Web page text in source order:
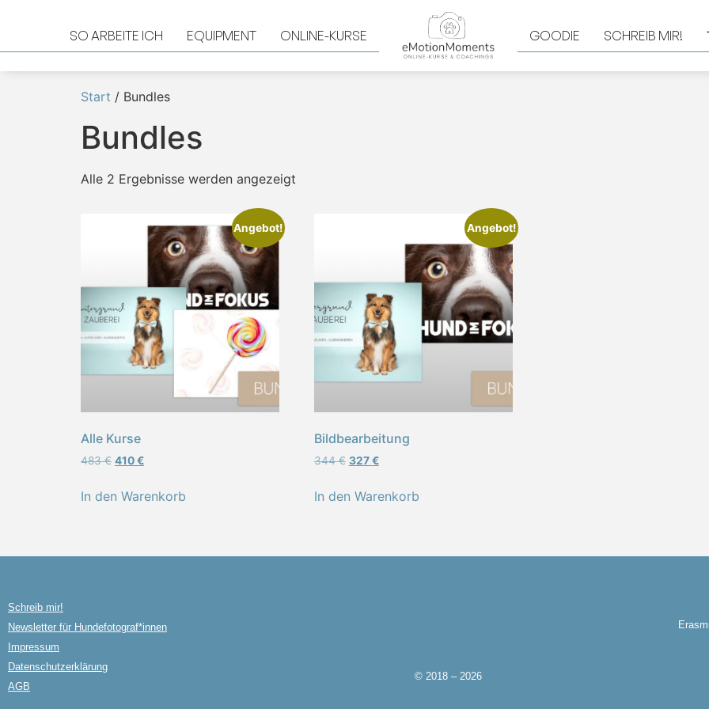
SO ARBEITE ICH EQUIPMENT ONLINE-KURSE GOODIE SCHREIB MIR!
Start / Bundles
Bundles
Alle 2 Ergebnisse werden angezeigt
Angebot!
Alle Kurse
483€ 410€
In den Warenkorb
Angebot!
Bildbearbeitung
344€ 327€
In den Warenkorb
Schreib mir!
Newsletter für Hundefotograf*innen
Impressum
Datenschutzerklärung
AGB
© 2018 – 2026